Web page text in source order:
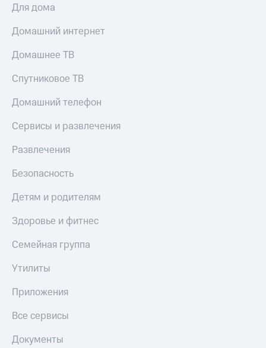
Для дома
Домашний интернет
Домашнее ТВ
Спутниковое ТВ
Домашний телефон
Сервисы и развлечения
Развлечения
Безопасность
Детям и родителям
Здоровье и фитнес
Семейная группа
Утилиты
Приложения
Все сервисы
Документы